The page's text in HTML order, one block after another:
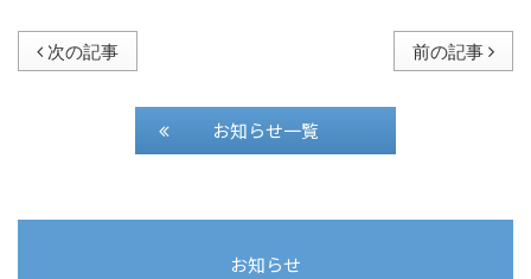
次の記事 前の記事
お知らせ一覧
お知らせ